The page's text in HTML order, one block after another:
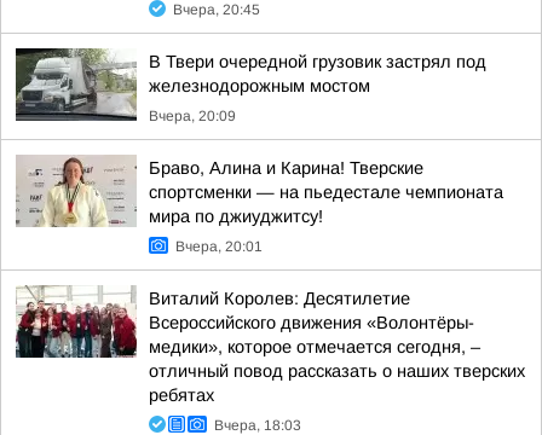
Вчера, 20:45
В Твери очередной грузовик застрял под
железнодорожным мостом
Вчера, 20:09
Браво, Алина и Карина! Тверские
спортсменки — на пьедестале чемпионата
мира по джиуджитсу!
Вчера, 20:01
Виталий Королев: Десятилетие
Всероссийского движения «Волонтёры-
медики», которое отмечается сегодня, –
отличный повод рассказать о наших тверских
ребятах
Вчера, 18:03